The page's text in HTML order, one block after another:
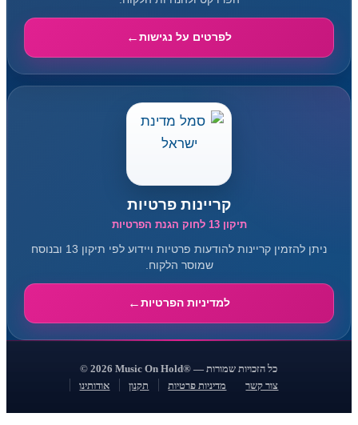
לפרטים על נגישות
קריינות פרטיות
תיקון 13 לחוק הגנת הפרטיות
ניתן להזמין קריינות להודעות פרטיות ויידוע לפי תיקון 13 ובנוסח
שמוסר הלקוח.
למדיניות הפרטיות
© 2026 Music On Hold® — כל הזכויות שמורות
אודותינו
תקנון מדיניות פרטיות צור קשר